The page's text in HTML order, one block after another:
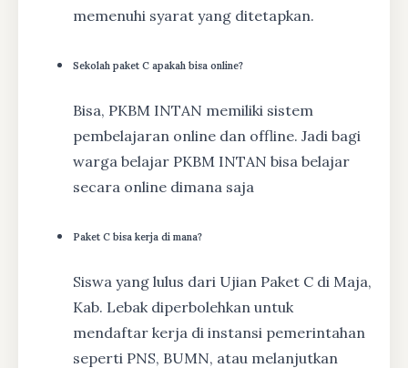
memenuhi syarat yang ditetapkan.
Sekolah paket C apakah bisa online?
Bisa, PKBM INTAN memiliki sistem
pembelajaran online dan offline. Jadi bagi
warga belajar PKBM INTAN bisa belajar
secara online dimana saja
Paket C bisa kerja di mana?
Siswa yang lulus dari Ujian Paket C di Maja,
Kab. Lebak diperbolehkan untuk
mendaftar kerja di instansi pemerintahan
seperti PNS, BUMN, atau melanjutkan